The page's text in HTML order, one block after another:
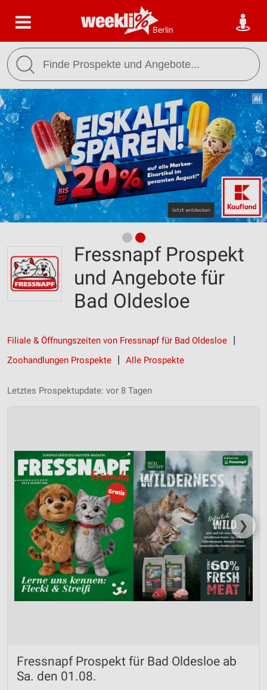
Berlin
Fressnapf Prospekt
und Angebote für
Bad Oldesloe
Filiale & Öffnungszeiten von Fressnapf für Bad Oldesloe
Zoohandlungen Prospekte
Alle Prospekte
Letztes Prospektupdate: vor 8 Tagen
❯
Fressnapf Prospekt für Bad Oldesloe ab
Sa. den 01.08.